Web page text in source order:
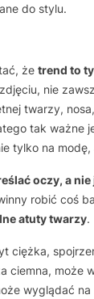
do stylu.
że trend to
nie
twarzy,
tak ważne
tylko na
oczy, a nie
robić coś
atuty twarzy.
ciężka,
ciemna, może
wyglądać